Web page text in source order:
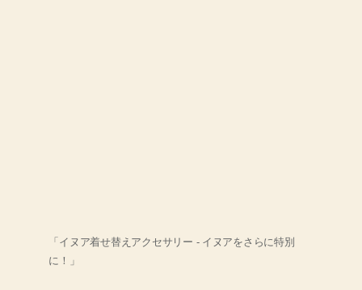
「イヌア着せ替えアクセサリー - イヌアをさらに特別
に！」